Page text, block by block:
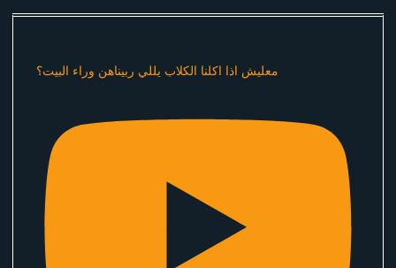
معليش اذا اكلنا الكلاب يللي ربيناهن وراء البيت؟